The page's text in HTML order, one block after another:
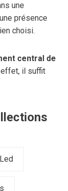
une
présence
choisi.
central de
effet, il suffit